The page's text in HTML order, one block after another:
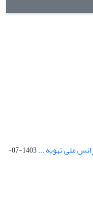
ملی تهویه ...
1403-07-